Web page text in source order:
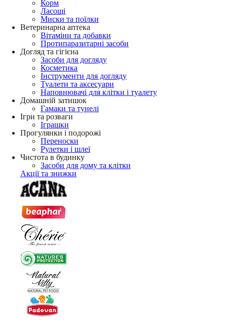
Корм
Ласощі
Миски та поїлки
Ветеринарна аптека
Вітаміни та добавки
Протипаразитарні засоби
Догляд та гігієна
Засоби для догляду
Косметика
Інструменти для догляду
Туалети та аксесуари
Наповнювачі для клітки і туалету
Домашній затишок
Гамаки та тунелі
Ігри та розваги
Іграшки
Прогулянки і подорожі
Переноски
Рулетки і шлеї
Чистота в будинку
Засоби для дому та клітки
Акції та знижки